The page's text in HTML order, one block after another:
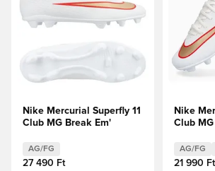
Nike Mercurial Superfly 11
Club MG Break Em'
AG/FG
27 490 Ft
Nike
Club
AG/FG
21 990 Ft